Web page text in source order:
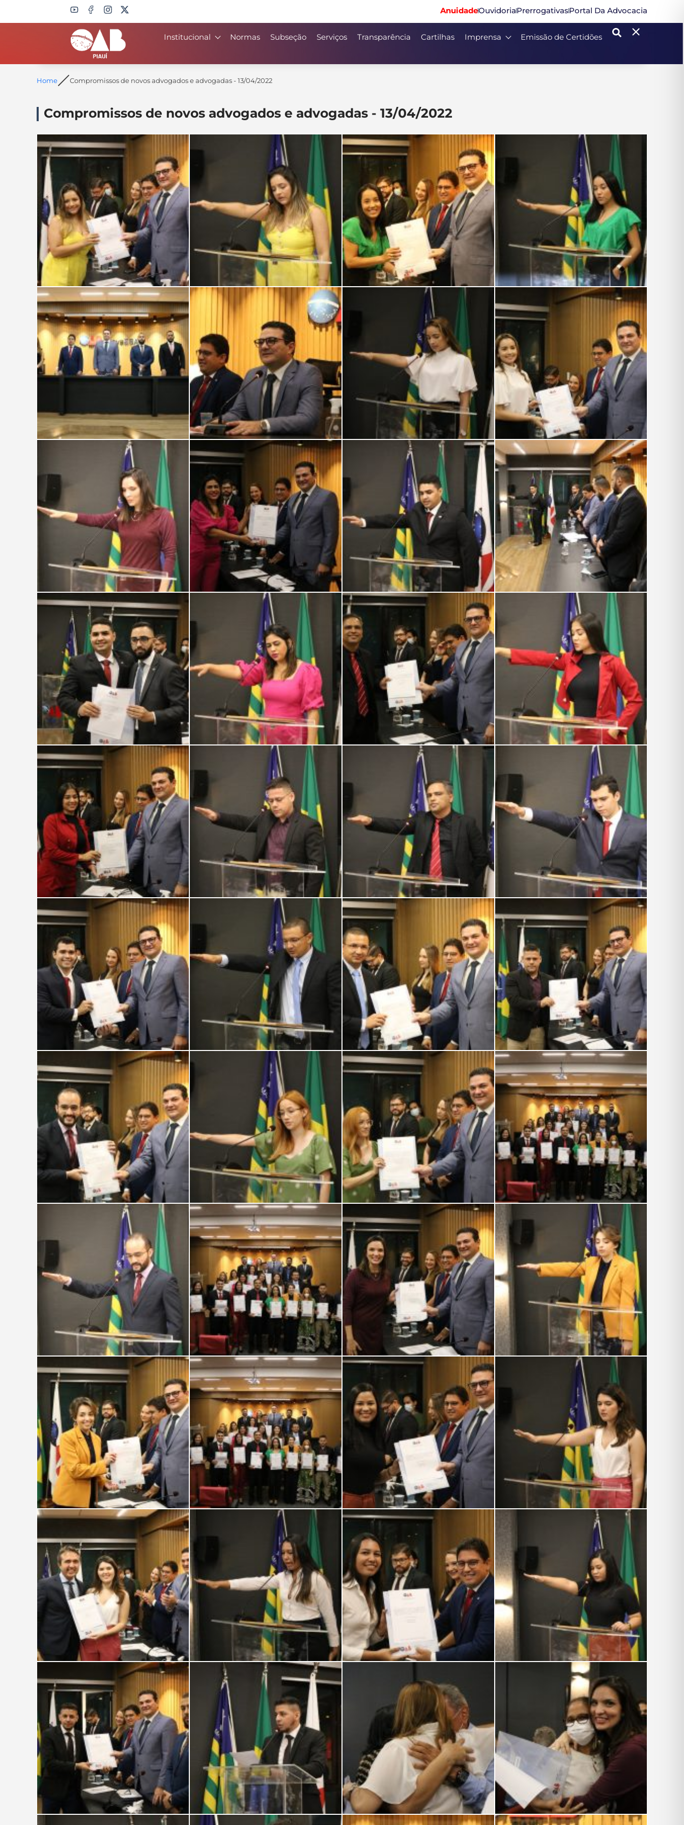
AnuidadeOuvidoriaPrerrogativasPortal Da Advocacia
Institucional Normas Subseção Serviços Transparência Cartilhas Imprensa Emissão de Certidões
Search
Home Compromissos de novos advogados e advogadas - 13/04/2022
Compromissos de novos advogados e advogadas - 13/04/2022